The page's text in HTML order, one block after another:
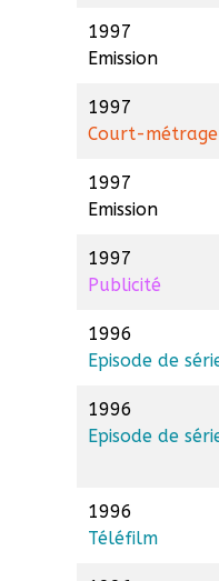
1997
Emission
1997
Court-métrage
1997
Emission
1997
Publicité
1996
Episode de
1996
Episode de
1996
Téléfilm